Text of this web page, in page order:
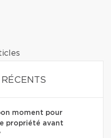
moment pour
propriété avant